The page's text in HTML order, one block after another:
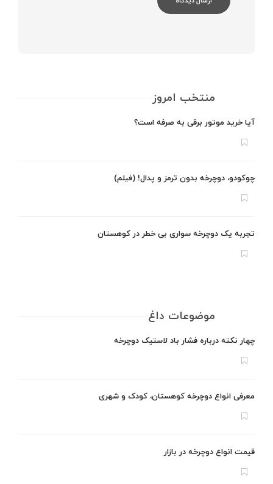
منتخب امروز
آیا خرید موتور برقی به صرفه است؟
چوکودو، دوچرخه بدون ترمز و پدال! (فیلم)
تجربه یک دوچرخه سواری بی خطر در کوهستان
موضوعات داغ
چهار نکته درباره فشار باد لاستیک دوچرخه
معرفی انواع دوچرخه کوهستان، کودک و شهری
قیمت انواع دوچرخه در بازار